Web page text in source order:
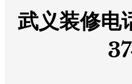
武义装修